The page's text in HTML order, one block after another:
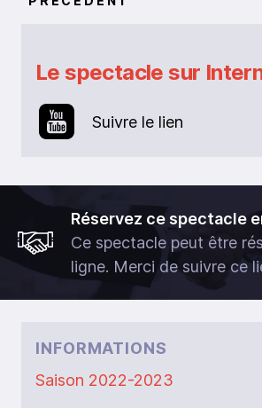
Le spectacle sur
Suivre le lien
Réservez ce spectacle
Ce spectacle peut être
ligne. Merci de suivre ce
INFORMATIONS
Saison 2022-2023